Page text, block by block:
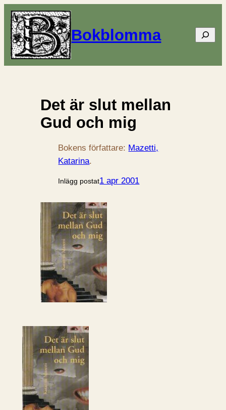
Bokblomma Sök
Det är slut mellan
Gud och mig
Bokens författare: Mazetti,
Katarina.
Inlägg postat1 apr 2001